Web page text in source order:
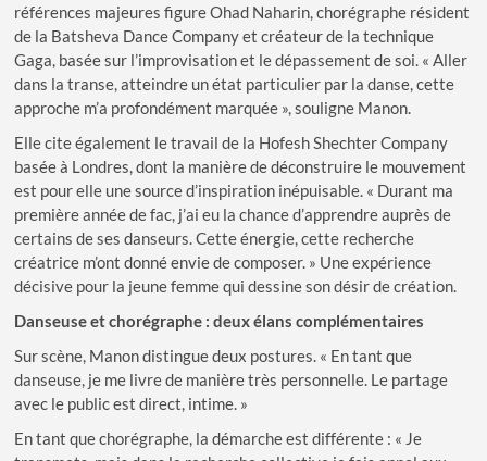
références majeures figure Ohad Naharin, chorégraphe résident
de la Batsheva Dance Company et créateur de la technique
Gaga, basée sur l’improvisation et le dépassement de soi. « Aller
dans la transe, atteindre un état particulier par la danse, cette
approche m’a profondément marquée », souligne Manon.
Elle cite également le travail de la Hofesh Shechter Company
basée à Londres, dont la manière de déconstruire le mouvement
est pour elle une source d’inspiration inépuisable. « Durant ma
première année de fac, j’ai eu la chance d’apprendre auprès de
certains de ses danseurs. Cette énergie, cette recherche
créatrice m’ont donné envie de composer. » Une expérience
décisive pour la jeune femme qui dessine son désir de création.
Danseuse et chorégraphe : deux élans complémentaires
Sur scène, Manon distingue deux postures. « En tant que
danseuse, je me livre de manière très personnelle. Le partage
avec le public est direct, intime. »
En tant que chorégraphe, la démarche est différente : « Je